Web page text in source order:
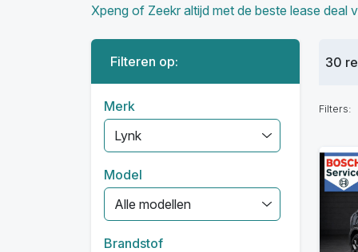
Xpeng of Zeekr altijd met de beste lease deal
Filteren op:
Merk
Lynk
Model
Alle modellen
Brandstof
30
Filters: